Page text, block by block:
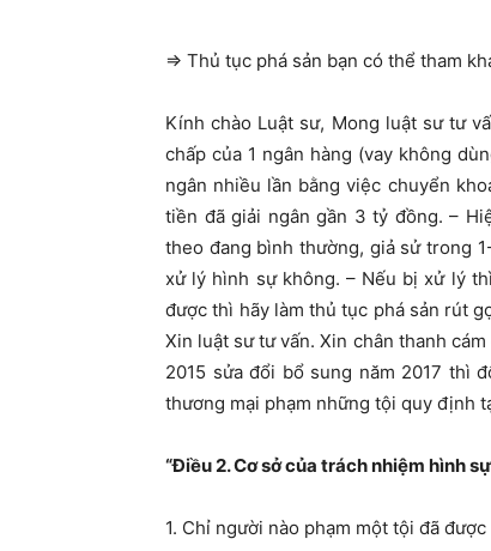
=> Thủ tục phá sản bạn có thể tham
Kính chào Luật sư, Mong luật sư tư
chấp của 1 ngân hàng (vay không
ngân nhiều lần bằng việc chuyển
tiền đã giải ngân gần 3 tỷ đồng. –
theo đang bình thường, giả sử trong
xử lý hình sự không. – Nếu bị xử lý
được thì hãy làm thủ tục phá sản rút
Xin luật sư tư vấn. Xin chân thanh
2015 sửa đổi bổ sung năm 2017 thì
thương mại phạm những tội quy định
“Điều 2. Cơ sở của trách nhiệm hình sự
1. Chỉ người nào phạm một tội đã